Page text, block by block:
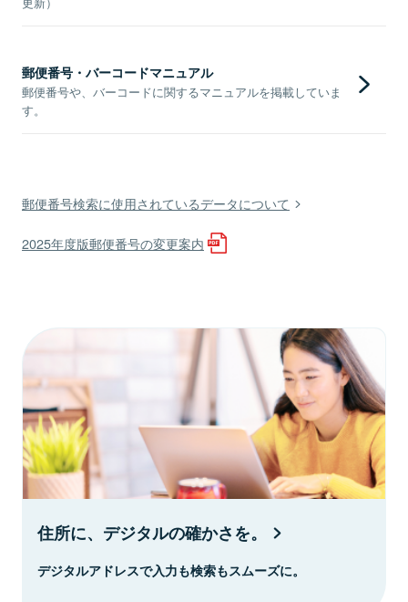
郵便番号・バーコードマニュアル
郵便番号や、バーコードに関するマニュアルを掲載していま
す。
郵便番号検索に使用されているデータについて
2025年度版郵便番号の変更案内
住所に、デジタルの確かさを。
デジタルアドレスで入力も検索もスムーズに。